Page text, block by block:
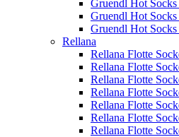
Gruendl Hot Socks
Gruendl Hot
Gruendl Hot Socks
Rellana
Rellana Flotte
Rellana Flotte
Rellana Flotte
Rellana Flotte
Rellana Flotte
Rellana Flotte
Rellana Flotte